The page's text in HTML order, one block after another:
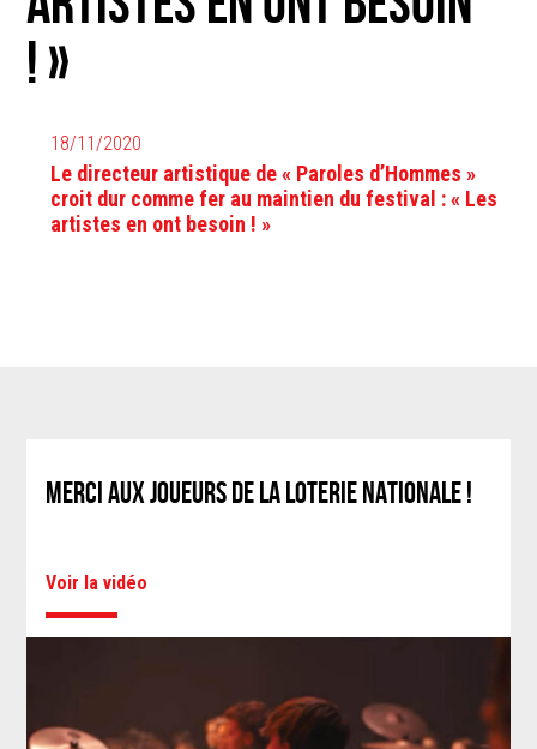
! »
18/11/2020
Le directeur artistique de « Paroles d’Hommes »
croit dur comme fer au maintien du festival : « Les
artistes en ont besoin ! »
MERCI AUX JOUEURS DE LA LOTERIE NATIONALE !
Voir la vidéo